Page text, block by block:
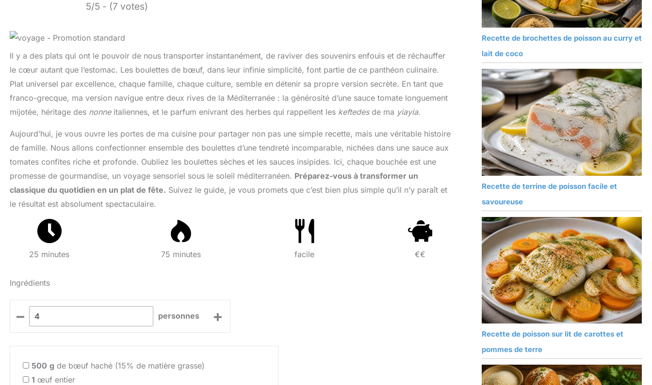
5/5 - (7 votes)
Il y a des plats qui ont le pouvoir de nous transporter instantanément, de raviver des souvenirs enfouis et de réchauffer
le cœur autant que l’estomac. Les boulettes de bœuf, dans leur infinie simplicité, font partie de ce panthéon culinaire.
Plat universel par excellence, chaque famille, chaque culture, semble en détenir sa propre version secrète. En tant que
franco-grecque, ma version navigue entre deux rives de la Méditerranée : la générosité d’une sauce tomate longuement
mijotée, héritage des nonneitaliennes, et le parfum enivrant des herbes qui rappellent les keftedesde ma yiayia.
Aujourd’hui, je vous ouvre les portes de ma cuisine pour partager non pas une simple recette, mais une véritable histoire
de famille. Nous allons confectionner ensemble des boulettes d’une tendreté incomparable, nichées dans une sauce aux
tomates confites riche et profonde. Oubliez les boulettes sèches et les sauces insipides. Ici, chaque bouchée est une
promesse de gourmandise, un voyage sensoriel sous le soleil méditerranéen. Préparez-vous à transformer un
classique du quotidien en un plat de fête. Suivez le guide, je vous promets que c’est bien plus simple qu’il n’y paraît et
le résultat est absolument spectaculaire.
25 minutes 75 minutes facile €€
Ingrédients
– personnes +
500 g de bœuf haché (15% de matière grasse)
1 œuf entier
Recette de brochettes de poisson au curry et
lait de coco
Recette de terrine de poisson facile et
savoureuse
Recette de poisson sur lit de carottes et
pommes de terre